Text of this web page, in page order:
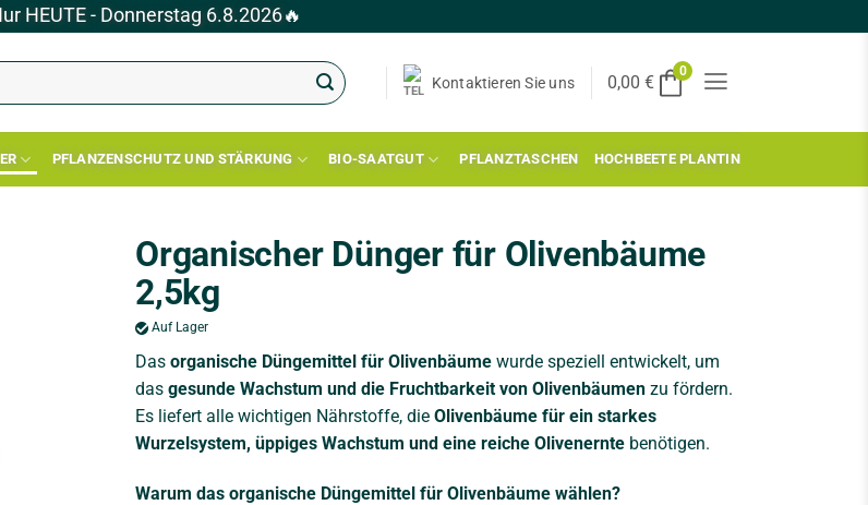
HEUTE - Donnerstag 6.8.2026🔥
Kontaktieren Sie uns
0
0,00 €
PFLANZENSCHUTZ UND STÄRKUNG BIO-SAATGUT PFLANZTASCHEN HOCHBEETE PLANTIN
Organischer Dünger für Olivenbäume
2,5kg
Auf Lager
Das organische Düngemittel für Olivenbäume wurde speziell entwickelt, um
das gesunde Wachstum und die Fruchtbarkeit von Olivenbäumen zu fördern.
Es liefert alle wichtigen Nährstoffe, die Olivenbäume für ein starkes
Wurzelsystem, üppiges Wachstum und eine reiche Olivenernte benötigen.
Warum das organische Düngemittel für Olivenbäume wählen?